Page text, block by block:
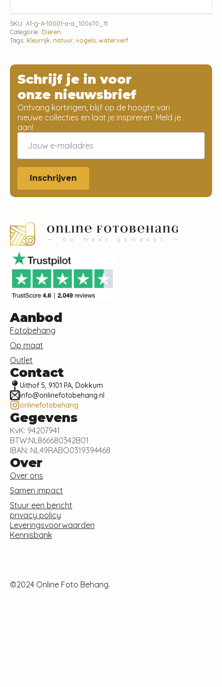
SKU: A1-g-A-10001-a-a_100x70_ft
Categorie: Dieren
Tags: kleurrijk, natuur, vogels, waterverf
Schrijf je in voor
onze nieuwsbrief
Ontvang kortingen, blijf op de hoogte van
nieuwe collecties en laat je inspireren. Meld je
aan!
Email
Inschrijven
Aanbod
Fotobehang
Op maat
Outlet
Contact
Uithof 5, 9101 PA, Dokkum
info@onlinefotobehang.nl
onlinefotobehang
Gegevens
KvK: 94207941
BTW:NL866680342B01
IBAN: NL49RABO0319394468
Over
Over ons
Samen impact
Stuur een bericht
privacy policy
Leveringsvoorwaarden
Kennisbank
©2024 Online Foto Behang.